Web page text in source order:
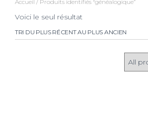
Accueil / Produits identifiés “généalogique”
Voici le seul résultat